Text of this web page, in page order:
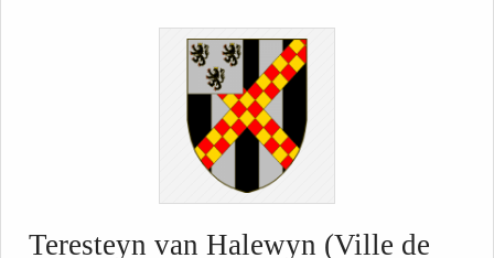
Teresteyn van Halewyn (Ville de